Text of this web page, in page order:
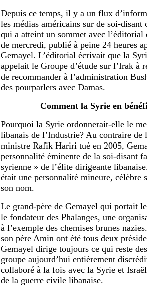
Depuis ce temps, il y a un flux
les médias américains sur de soi-disant
qui a atteint un sommet avec
de mercredi, publié à peine 24 heures
Gemayel. L’éditorial écrivait que la
appelait le Groupe d’étude sur l’Irak à
de recommander à l’administration
des pourparlers avec Damas.
Comment la Syrie en
Pourquoi la Syrie ordonnerait-elle le
libanais de l’Industrie? Au contraire de
ministre Rafik Hariri tué en 2005,
personnalité éminente de la soi-disant
syrienne » de l’élite dirigeante
était une personnalité mineure, célèbre
son nom.
Le grand-père de Gemayel qui portait
le fondateur des Phalanges, une
à l’exemple des chemises brunes
son père Amin ont été tous deux
Gemayel dirige toujours ce qui reste
groupe aujourd’hui entièrement
collaboré à la fois avec la Syrie et
de la guerre civile libanaise.